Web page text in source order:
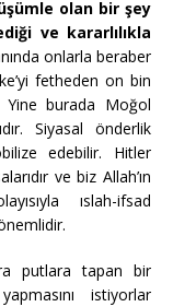
olan bir şey
ve kararlılıkla
onlarla beraber
fetheden on bin
Yine burada Moğol
Siyasal önderlik
edebilir. Hitler
ve biz Allah’ın
ıslah-ifsad
putlara tapan bir
istiyorlar